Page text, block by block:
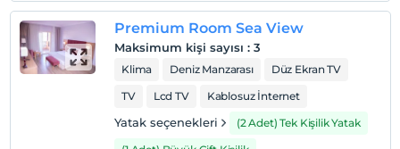
Premium Room Sea View
Maksimum kişi sayısı : 3
Klima Deniz Manzarası
Düz Ekran TV
TV
Lcd TV Kablosuz İnternet
Yatak seçenekleri
(2 Adet) Tek Kişilik Yatak